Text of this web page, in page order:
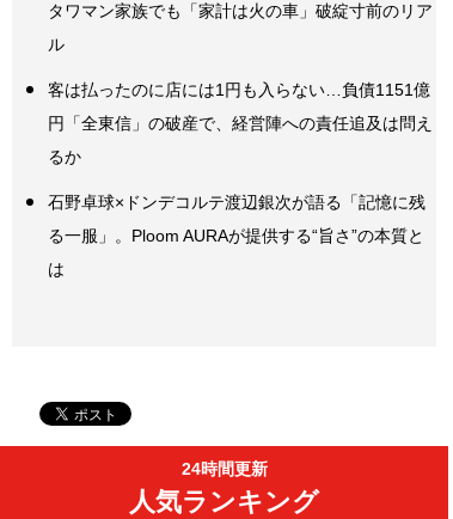
タワマン家族でも「家計は火の車」破綻寸前のリア
ル
客は払ったのに店には1円も入らない…負債1151億
円「全東信」の破産で、経営陣への責任追及は問え
るか
石野卓球×ドンデコルテ渡辺銀次が語る「記憶に残
る一服」。Ploom AURAが提供する“旨さ”の本質と
は
24時間更新
人気ランキング